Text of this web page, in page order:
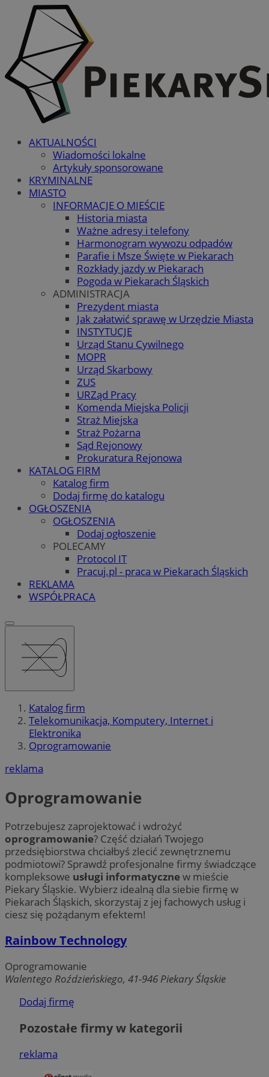
AKTUALNOŚCI
Wiadomości lokalne
Artykuły sponsorowane
KRYMINALNE
MIASTO
INFORMACJE O MIEŚCIE
Historia miasta
Ważne adresy i telefony
Harmonogram wywozu odpadów
Parafie i Msze Święte w Piekarach
Rozkłady jazdy w Piekarach
Pogoda w Piekarach Śląskich
ADMINISTRACJA
Prezydent miasta
Jak załatwić sprawę w Urzędzie Miasta
INSTYTUCJE
Urząd Stanu Cywilnego
MOPR
Urząd Skarbowy
ZUS
URZąd Pracy
Komenda Miejska Policji
Straż Miejska
Straż Pożarna
Sąd Rejonowy
Prokuratura Rejonowa
KATALOG FIRM
Katalog firm
Dodaj firmę do katalogu
OGŁOSZENIA
OGŁOSZENIA
Dodaj ogłoszenie
POLECAMY
Protocol IT
Pracuj.pl - praca w Piekarach Śląskich
REKLAMA
WSPÓŁPRACA
Katalog firm
Telekomunikacja, Komputery, Internet i
Elektronika
Oprogramowanie
reklama
Oprogramowanie
Potrzebujesz zaprojektować i wdrożyć
oprogramowanie? Część działań Twojego
przedsiębiorstwa chciałbyś zlecić zewnętrznemu
podmiotowi? Sprawdź profesjonalne firmy świadczące
kompleksowe usługi informatycznew mieście
Piekary Śląskie. Wybierz idealną dla siebie firmę w
Piekarach Śląskich, skorzystaj z jej fachowych usług i
ciesz się pożądanym efektem!
Rainbow Technology
Oprogramowanie
Walentego Roździeńskiego, 41-946 Piekary Śląskie
Dodaj firmę
Pozostałe firmy w kategorii
reklama